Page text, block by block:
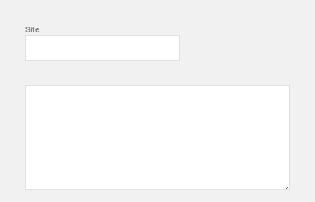
Site